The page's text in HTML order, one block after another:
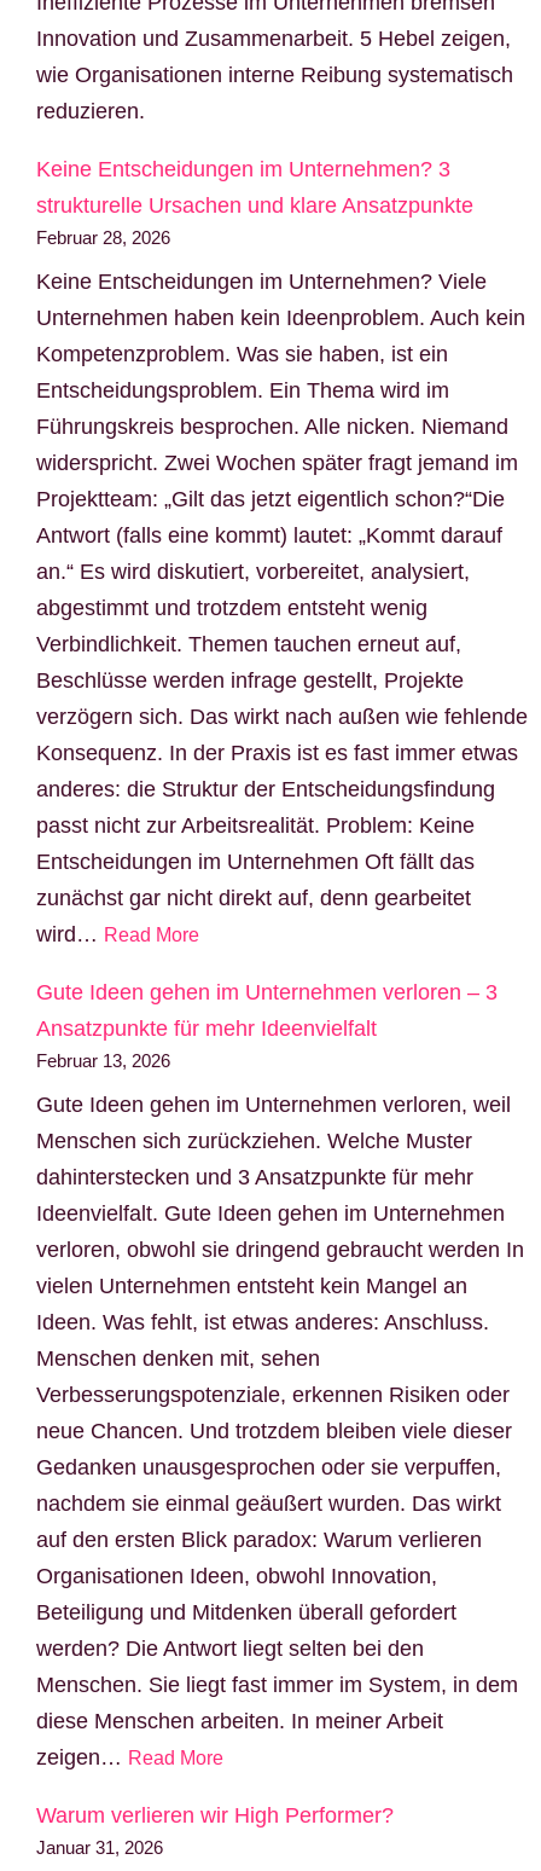
Innovation und Zusammenarbeit. 5 Hebel zeigen,
wie Organisationen interne Reibung systematisch
reduzieren.
Keine Entscheidungen im Unternehmen? 3
strukturelle Ursachen und klare Ansatzpunkte
Februar 28, 2026
Keine Entscheidungen im Unternehmen? Viele
Unternehmen haben kein Ideenproblem. Auch kein
Kompetenzproblem. Was sie haben, ist ein
Entscheidungsproblem. Ein Thema wird im
Führungskreis besprochen. Alle nicken. Niemand
widerspricht. Zwei Wochen später fragt jemand im
Projektteam: „Gilt das jetzt eigentlich schon?“Die
Antwort (falls eine kommt) lautet: „Kommt darauf
an.“ Es wird diskutiert, vorbereitet, analysiert,
abgestimmt und trotzdem entsteht wenig
Verbindlichkeit. Themen tauchen erneut auf,
Beschlüsse werden infrage gestellt, Projekte
verzögern sich. Das wirkt nach außen wie fehlende
Konsequenz. In der Praxis ist es fast immer etwas
anderes: die Struktur der Entscheidungsfindung
passt nicht zur Arbeitsrealität. Problem: Keine
Entscheidungen im Unternehmen Oft fällt das
zunächst gar nicht direkt auf, denn gearbeitet
wird… Read More
Gute Ideen gehen im Unternehmen verloren – 3
Ansatzpunkte für mehr Ideenvielfalt
Februar 13, 2026
Gute Ideen gehen im Unternehmen verloren, weil
Menschen sich zurückziehen. Welche Muster
dahinterstecken und 3 Ansatzpunkte für mehr
Ideenvielfalt. Gute Ideen gehen im Unternehmen
verloren, obwohl sie dringend gebraucht werden In
vielen Unternehmen entsteht kein Mangel an
Ideen. Was fehlt, ist etwas anderes: Anschluss.
Menschen denken mit, sehen
Verbesserungspotenziale, erkennen Risiken oder
neue Chancen. Und trotzdem bleiben viele dieser
Gedanken unausgesprochen oder sie verpuffen,
nachdem sie einmal geäußert wurden. Das wirkt
auf den ersten Blick paradox: Warum verlieren
Organisationen Ideen, obwohl Innovation,
Beteiligung und Mitdenken überall gefordert
werden? Die Antwort liegt selten bei den
Menschen. Sie liegt fast immer im System, in dem
diese Menschen arbeiten. In meiner Arbeit
zeigen… Read More
Warum verlieren wir High Performer?
Januar 31, 2026